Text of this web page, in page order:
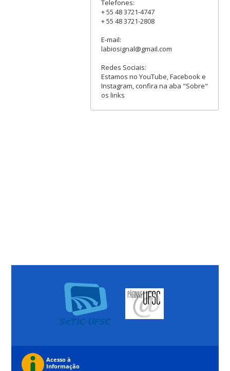
Telefones:
+ 55 48 3721-4747
+ 55 48 3721-2808
E-mail:
labiosignal@gmail.com
Redes Sociais:
Estamos no YouTube, Facebook e
Instagram, confira na aba "Sobre"
os links